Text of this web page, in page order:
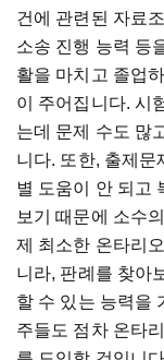
건에 관련된 자료
소송 진행 능력 등
활을 마치고 졸업
이 주어집니다. 시
는데 문제 수도 많
니다. 또한, 출제문
별 도움이 안 되고
보기 때문에 소수
제 최소한 온타리
니라, 판례를 찾아
할 수 있는 능력을
주들도 점차 온타